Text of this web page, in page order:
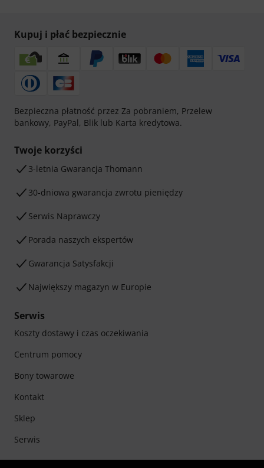
Kupuj i płać bezpiecznie
Bezpieczna płatność przez Za pobraniem, Przelew
bankowy, PayPal, Blik lub Karta kredytowa.
Twoje korzyści
3-letnia Gwarancja Thomann
30-dniowa gwarancja zwrotu pieniędzy
Serwis Naprawczy
Porada naszych ekspertów
Gwarancja Satysfakcji
Największy magazyn w Europie
Serwis
Koszty dostawy i czas oczekiwania
Centrum pomocy
Bony towarowe
Kontakt
Sklep
Serwis